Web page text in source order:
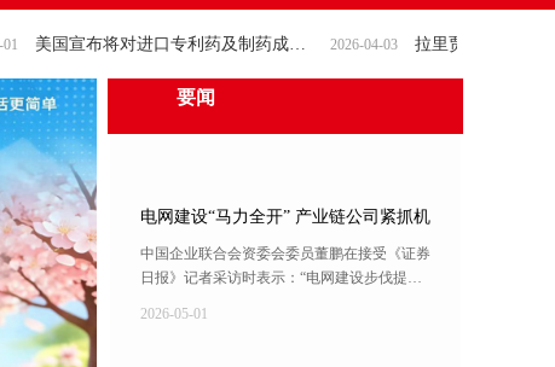
2026-04-03
美国宣布将对进口专利药及制药成分加征100%关税
要闻
电网建设“马力全开” 产业链公司紧抓机
遇
中国企业联合会资委会委员董鹏在接受《证券
日报》记者采访时表示：“电网建设步伐提
2026-05-01